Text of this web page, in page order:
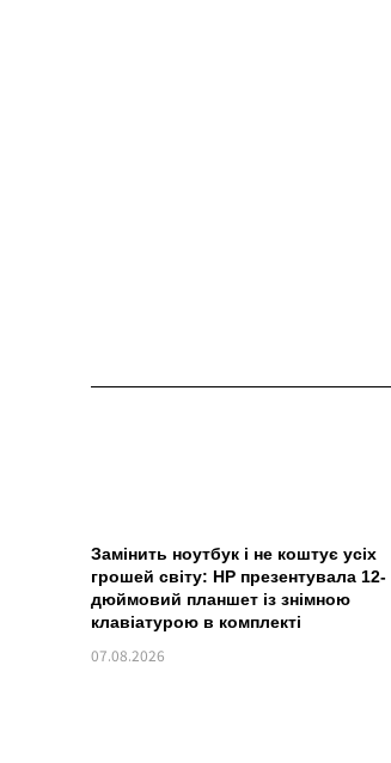
Замінить ноутбук і не коштує усіх
грошей світу: HP презентувала 12-
дюймовий планшет із знімною
клавіатурою в комплекті
07.08.2026